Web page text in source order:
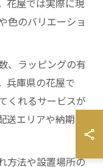
花屋では実際に現
色のバリエーショ
、ラッピングの有
兵庫県の花屋で
くれるサービスが
エリアや納期も
方法や設置場所の